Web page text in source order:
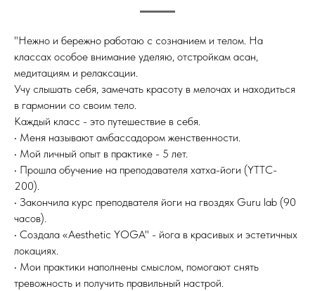
"Нежно и бережно работаю с сознанием и телом. На
классах особое внимание уделяю, отстройкам асан,
медитациям и релаксации.
Учу слышать себя, замечать красоту в мелочах и находиться
в гармонии со своим тело.
Каждый класс - это путешествие в себя.
• Меня называют амбассадором женственности.
• Мой личный опыт в практике - 5 лет.
• Прошла обучение на преподавателя хатха-йоги (YTTC-
200).
• Закончила курс преподвателя йоги на гвоздях Guru lab (90
часов).
• Создала «Aesthetic YOGA" - йога в красивых и эстетичных
локациях.
• Мои практики наполнены смыслом, помогают снять
тревожность и получить правильный настрой.